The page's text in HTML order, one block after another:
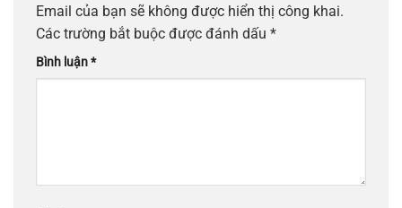
Email của bạn sẽ không được hiển thị công khai.
Các trường bắt buộc được đánh dấu *
Bình luận*